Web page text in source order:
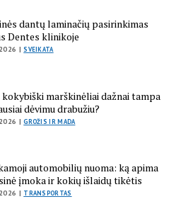
dantų laminačių pasirinkimas
Dentes klinikoje
|SVEIKATA
kokybiški marškinėliai dažnai tampa
dėvimu drabužiu?
|GROŽIS IR MADA
automobilių nuoma: ką apima
įmoka ir kokių išlaidų tikėtis
| TRANSPORTAS